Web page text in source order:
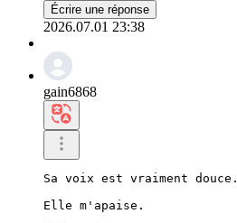
Écrire une réponse
2026.07.01 23:38
gain6868
Sa voix est vraiment douce.
Elle m'apaise.